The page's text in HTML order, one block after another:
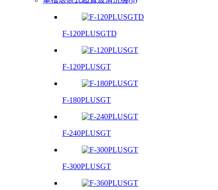
F-120PLUSGTD
F-120PLUSGT
F-180PLUSGT
F-240PLUSGT
F-300PLUSGT